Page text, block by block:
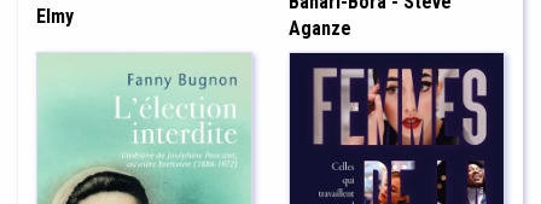
Elmy
Aganze